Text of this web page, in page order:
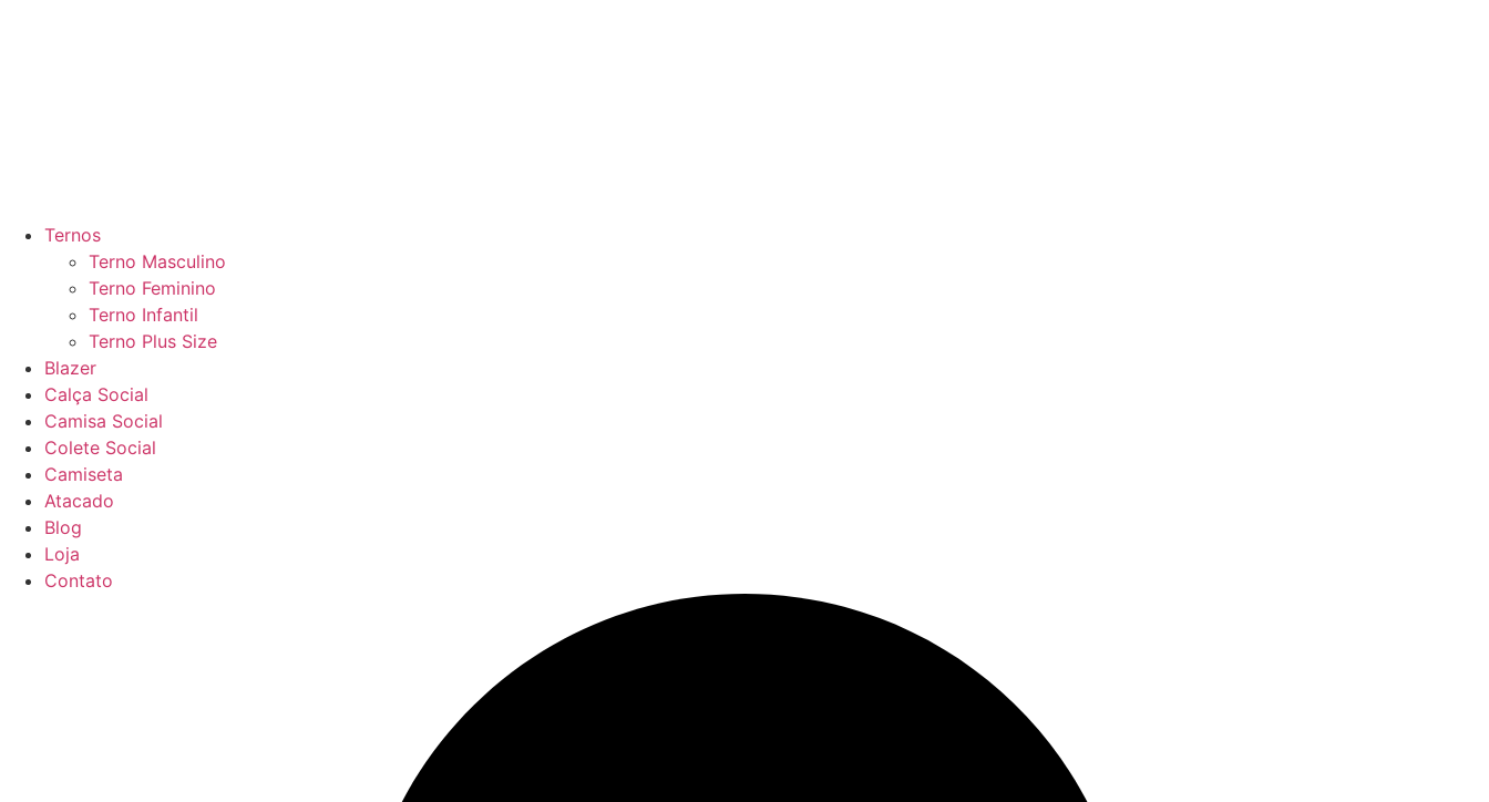
Ternos
Terno Masculino
Terno Feminino
Terno Infantil
Terno Plus Size
Blazer
Calça Social
Camisa Social
Colete Social
Camiseta
Atacado
Blog
Loja
Contato